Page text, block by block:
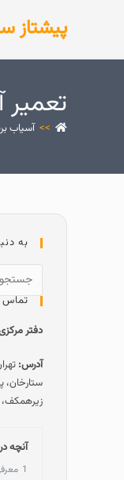
پیشتاز
تعمیر
>> آسیاب
به
تماس
دفتر
آدرس:
زیرهمکف،
آنچه
1